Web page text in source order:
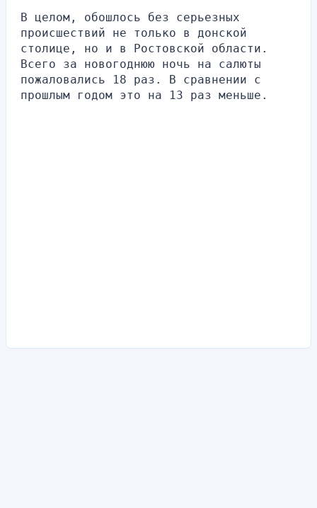
В целом, обошлось без серьезных
происшествий не только в донской
столице, но и в Ростовской области.
Всего за новогоднюю ночь на салюты
пожаловались 18 раз. В сравнении с
прошлым годом это на 13 раз меньше.